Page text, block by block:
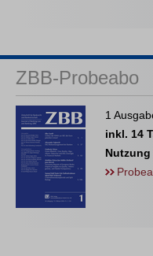
ZBB-Probeabo
1
inkl. 14
Nutzung